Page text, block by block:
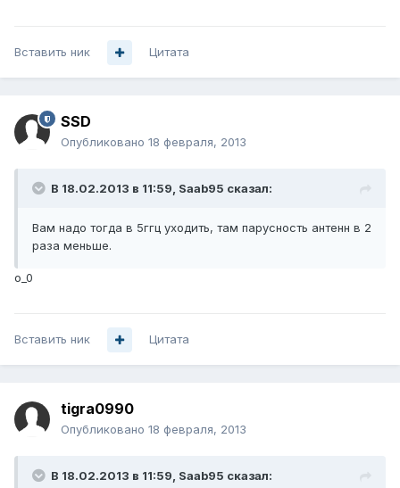
Вставить ник Цитата
SSD
Опубликовано 18 февраля, 2013
В 18.02.2013 в 11:59, Saab95 сказал:
Вам надо тогда в 5ггц уходить, там парусность антенн в 2
раза меньше.
o_0
Вставить ник Цитата
tigra0990
Опубликовано 18 февраля, 2013
В 18.02.2013 в 11:59, Saab95 сказал: